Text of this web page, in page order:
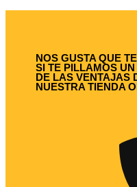
NOS GUSTA QUE
SI TE PILLAMOS
DE LAS VENTAJAS
NUESTRA TIENDA